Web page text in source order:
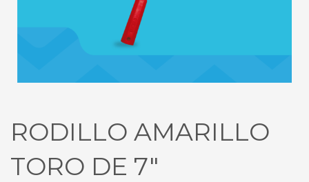
RODILLO AMARILLO
TORO DE 7″